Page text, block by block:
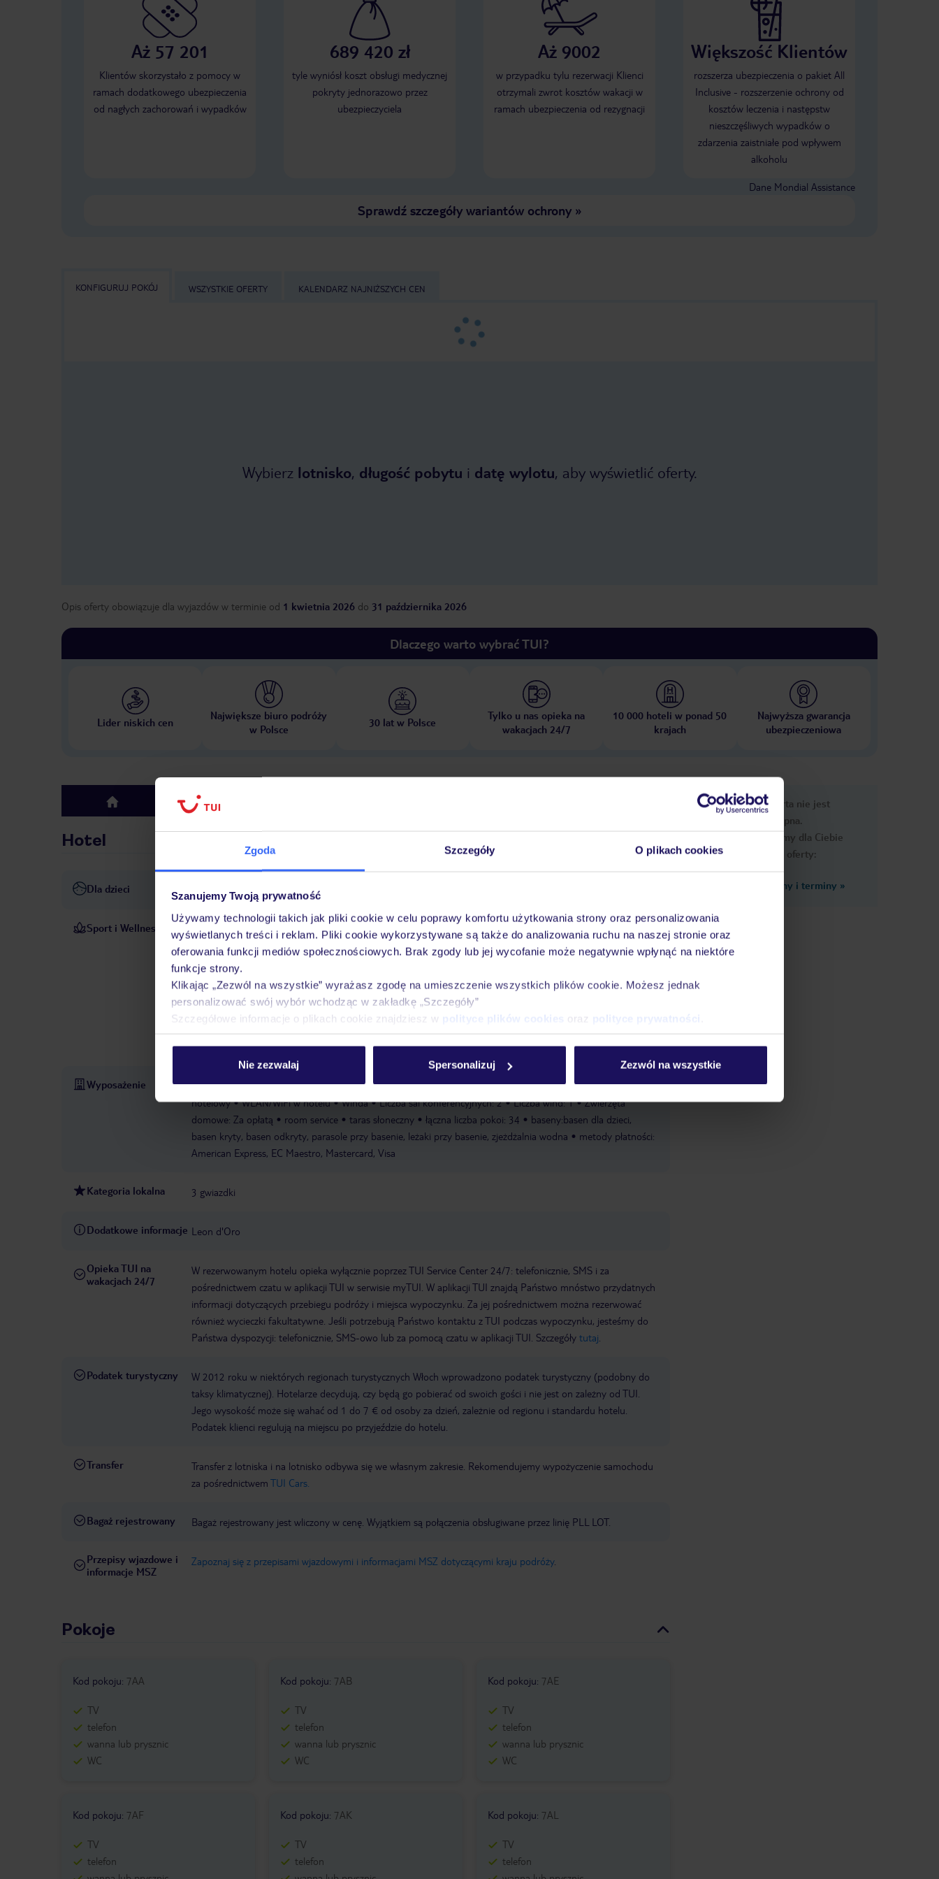
Zgoda Szczegóły O plikach cookies
Szanujemy Twoją prywatność
Używamy technologii takich jak pliki cookie w celu poprawy komfortu użytkowania strony oraz personalizowania
wyświetlanych treści i reklam. Pliki cookie wykorzystywane są także do analizowania ruchu na naszej stronie oraz
oferowania funkcji mediów społecznościowych. Brak zgody lub jej wycofanie może negatywnie wpłynąć na niektóre
funkcje strony.
Klikając „Zezwól na wszystkie” wyrażasz zgodę na umieszczenie wszystkich plików cookie. Możesz jednak
personalizować swój wybór wchodząc w zakładkę „Szczegóły”
Szczegółowe informacje o plikach cookie znajdziesz w polityce plików cookies oraz polityce prywatności
Nie zezwalaj Spersonalizuj Zezwól na wszystkie
Aż 57 201
Klientów skorzystało z pomocy w
ramach dodatkowego ubezpieczenia
od nagłych zachorowań i wypadków
689 420 zł
tyle wyniósł koszt obsługi medycznej
pokryty jednorazowo przez
ubezpieczyciela
Aż 9002
w przypadku tylu rezerwacji Klienci
otrzymali zwrot kosztów wakacji w
ramach ubezpieczenia od rezygnacji
Większość Klientów
rozszerza ubezpieczenia o pakiet All
Inclusive - rozszerzenie ochrony od
kosztów leczenia i następstw
nieszczęśliwych wypadków o
zdarzenia zaistniałe pod wpływem
alkoholu
Dane Mondial Assistance
Sprawdź szczegóły wariantów ochrony»
KONFIGURUJ POKÓJ WSZYSTKIE OFERTY KALENDARZ NAJNIŻSZYCH CEN
Wybierz lotnisko, długość pobytu i datę wylotu, aby wyświetlić oferty.
Opis oferty obowiązuje dla wyjazdów w terminie od 1 kwietnia 2026 do 31 października 2026
Dlaczego warto wybrać TUI?
Lider niskich cen
Największe biuro podróży
w Polsce
30 lat w Polsce
Tylko u nas opieka na
wakacjach 24/7
10 000 hoteli w ponad 50
krajach
Najwyższa gwarancja
ubezpieczeniowa
top Hotel
Hotel
Dla dzieci basen dla dzieci plac zabaw
Sport i Wellness
Oprócz krytych i odkrytych basenów znajduje się tu także basen dla dzieci. Czysty, głęboki relaks w jacuzzi,
zabawa na zjeżdżalni wodnej i orzeźwiające drinki w barze przy basenie - goście przekonają się, jak różnorodna
może być zabawa w wodzie. Dostępny jest taras słoneczny, leżaki i parasole. Dla tych, którzy nie chcą
przegapić sportu podczas podróży, ośrodek oferuje jazdę na rowerze / kolarstwo górskie. Zaplecze sportowo-
rekreacyjne obiektu obejmuje siłownię i stół do ping ponga. Obiekt oferuje rozmaite udogodnienia odnowy
biologicznej, takie jak spa, sauna, łaźnia parowa, łaźnia turecka, masaże i solarium. Zespół animatorów
fitness
masaże liczba saun: 1 sauna wanna z hydromasażem.
Wyposażenie Parking Zameldowanie od: 14:00:00 Wymeldowanie do: 11:00:00 Sala konferencyjna Garaż
Sejf
hotelowy
WLAN/WiFi w hotelu Winda Liczba sal konferencyjnych: 2 Liczba wind: 1
Zwierzęta
domowe: Za opłatą
room service taras słoneczny łączna liczba pokoi: 34
baseny:basen dla dzieci,
basen kryty, basen odkryty, parasole przy basenie, leżaki przy basenie, zjeżdżalnia wodna
metody płatności:
American Express, EC Maestro, Mastercard, Visa
Kategoria lokalna 3 gwiazdki
Dodatkowe informacje Leon d'Oro
Opieka TUI na
wakacjach 24/7
W rezerwowanym hotelu opieka wyłącznie poprzez TUI Service Center 24/7: telefonicznie, SMS i za
pośrednictwem czatu w aplikacji TUI w serwisie myTUI. W aplikacji TUI znajdą Państwo mnóstwo przydatnych
informacji dotyczących przebiegu podróży i miejsca wypoczynku. Za jej pośrednictwem można rezerwować
również wycieczki fakultatywne. Jeśli potrzebują Państwo kontaktu z TUI podczas wypoczynku, jesteśmy do
Państwa dyspozycji: telefonicznie, SMS-owo lub za pomocą czatu w aplikacji TUI. Szczegóły tutaj
Podatek turystyczny
W 2012 roku w niektórych regionach turystycznych Włoch wprowadzono podatek turystyczny (podobny do
taksy klimatycznej). Hotelarze decydują, czy będą go pobierać od swoich gości i nie jest on zależny od TUI.
Jego wysokość może się wahać od 1 do 7 € od osoby za dzień, zależnie od regionu i standardu hotelu.
Podatek klienci regulują na miejscu po przyjeździe do hotelu.
Transfer
Transfer z lotniska i na lotnisko odbywa się we własnym zakresie. Rekomendujemy wypożyczenie samochodu
za pośrednictwem TUI Cars.
Bagaż rejestrowany Bagaż rejestrowany jest wliczony w cenę. Wyjątkiem są połączenia obsługiwane przez linię PLL LOT.
Przepisy wjazdowe i
informacje MSZ
Zapoznaj się z przepisami wjazdowymi i informacjami MSZ dotyczącymi kraju podróży.
Pokoje
Kod pokoju: 7AA
TV
telefon
wanna lub prysznic
WC
Kod pokoju: 7AB
TV
telefon
wanna lub prysznic
WC
Kod pokoju: 7AE
TV
telefon
wanna lub prysznic
WC
Kod pokoju: 7AF
TV
telefon
Kod pokoju: 7AK
TV
telefon
Kod pokoju: 7AL
TV
telefon
Ups, ta oferta nie jest
dostępna.
Przygotowaliśmy dla Ciebie
podobne oferty:
Zobacz inne ceny i terminy »